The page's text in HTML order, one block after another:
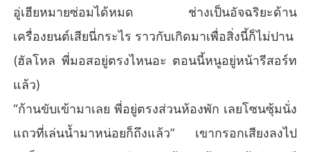
อู่เฮียหมายซ่อมได้หมด ช่างเป็นอัจฉริยะด้าน
เครื่องยนต์เสียนี่กระไร ราวกับเกิดมาเพื่อสิ่งนี้ก็ไม่ปาน
(ฮัลโหล พี่มอสอยู่ตรงไหนอะ ตอนนี้หนูอยู่หน้ารีสอร์ท
แล้ว)
“ก้านขับเข้ามาเลย พี่อยู่ตรงส่วนห้องพัก เลยโซนซุ้มนั่ง
แถวที่เล่นน้ำมาหน่อยก็ถึงแล้ว” เขากรอกเสียงลงไป